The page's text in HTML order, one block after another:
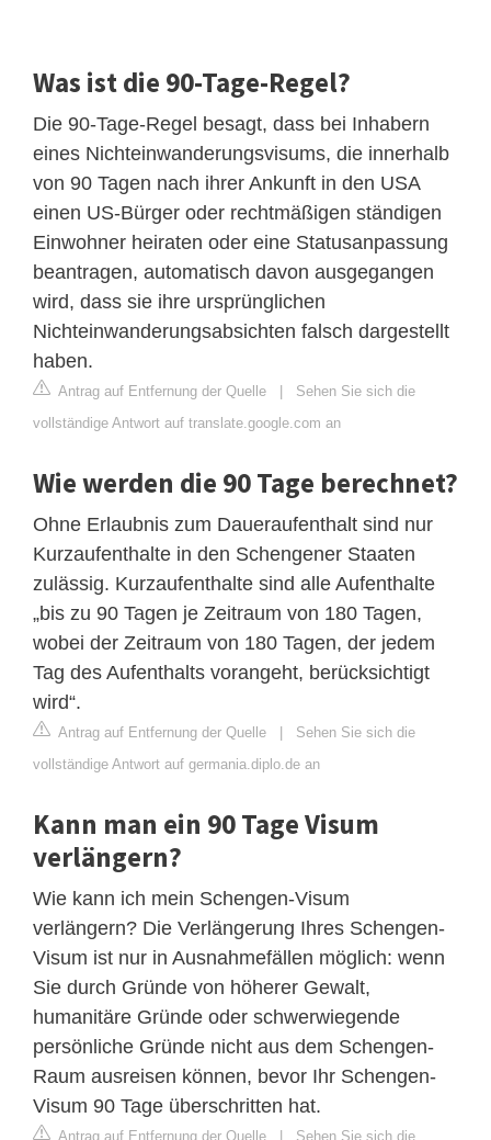
Was ist die 90-Tage-Regel?
Die 90-Tage-Regel besagt, dass bei Inhabern
eines Nichteinwanderungsvisums, die innerhalb
von 90 Tagen nach ihrer Ankunft in den USA
einen US-Bürger oder rechtmäßigen ständigen
Einwohner heiraten oder eine Statusanpassung
beantragen, automatisch davon ausgegangen
wird, dass sie ihre ursprünglichen
Nichteinwanderungsabsichten falsch dargestellt
haben.
Antrag auf Entfernung der Quelle | Sehen Sie sich die
vollständige Antwort auf translate.google.com an
Wie werden die 90 Tage berechnet?
Ohne Erlaubnis zum Daueraufenthalt sind nur
Kurzaufenthalte in den Schengener Staaten
zulässig. Kurzaufenthalte sind alle Aufenthalte
„bis zu 90 Tagen je Zeitraum von 180 Tagen,
wobei der Zeitraum von 180 Tagen, der jedem
Tag des Aufenthalts vorangeht, berücksichtigt
wird“.
Antrag auf Entfernung der Quelle | Sehen Sie sich die
vollständige Antwort auf germania.diplo.de an
Kann man ein 90 Tage Visum
verlängern?
Wie kann ich mein Schengen-Visum
verlängern? Die Verlängerung Ihres Schengen-
Visum ist nur in Ausnahmefällen möglich: wenn
Sie durch Gründe von höherer Gewalt,
humanitäre Gründe oder schwerwiegende
persönliche Gründe nicht aus dem Schengen-
Raum ausreisen können, bevor Ihr Schengen-
Visum 90 Tage überschritten hat.
Antrag auf Entfernung der Quelle | Sehen Sie sich die